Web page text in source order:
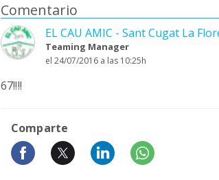
Comentario
EL CAU AMIC - Sant Cugat La
Teaming Manager
el 24/07/2016 a las 10:25h
67!!!!
Comparte